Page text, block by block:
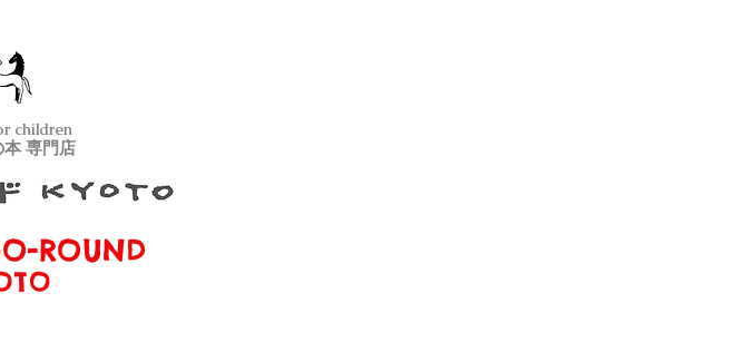
専門店
children
ランド京都
ROUND